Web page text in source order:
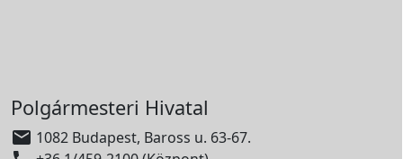
Polgármesteri Hivatal
 1082 Budapest, Baross u. 63-67.